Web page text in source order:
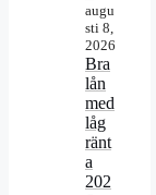
augu
sti 8,
2026
Bra
lån
med
låg
ränt
a
202